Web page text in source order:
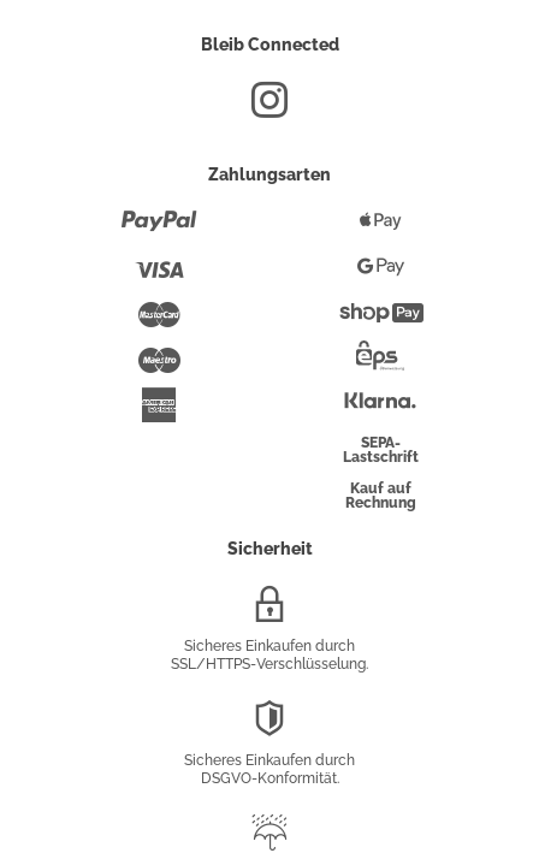
Bleib Connected
Zahlungsarten
Maestro
Pay
Google
Pay
Überweisung
SEPA-
Lastschrift
Kauf auf
Rechnung
Sicherheit
Sicheres Einkaufen durch
SSL/HTTPS-Verschlüsselung.
Sicheres Einkaufen durch
DSGVO-Konformität.